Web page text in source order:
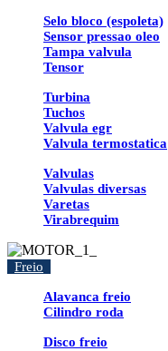
Selo bloco (espoleta)
Sensor pressao oleo
Tampa valvula
Tensor
Turbina
Tuchos
Valvula egr
Valvula termostatica
Valvulas
Valvulas diversas
Varetas
Virabrequim
Freio
Alavanca freio
Cilindro roda
Disco freio